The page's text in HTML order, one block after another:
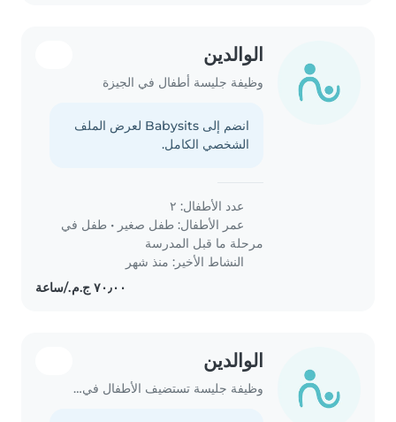
الوالدين
وظيفة جليسة أطفال في الجيزة
انضم إلى Babysits لعرض الملف
الشخصي الكامل.
عدد الأطفال: ٢
عمر الأطفال: طفل صغير • طفل في
مرحلة ما قبل المدرسة
النشاط الأخير: منذ شهر
الوالدين
وظيفة جليسة تستضيف الأطفال في بيتها في العبور